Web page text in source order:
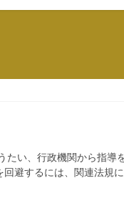
い、行政機関から指導
避するには、関連法規